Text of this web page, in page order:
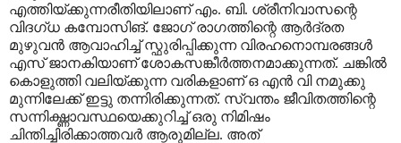
എത്തിയ്ക്കുന്നരീതിയിലാണ് എം. ബി. ശ്രീനിവാസന്റെ
വിദഗ്ധ കമ്പോസിങ്. ജോഗ് രാഗത്തിന്റെ ആർദ്രത
മുഴുവൻ ആവാഹിച്ച് സ്ഫുരിപ്പിക്കുന്ന വിരഹനൊമ്പരങ്ങൾ
എസ് ജാനകിയാണ് ശോകസങ്കീർത്തനമാക്കുന്നത്. ചങ്കിൽ
കൊളുത്തി വലിയ്ക്കുന്ന വരികളാണ് ഒ എൻ വി നമുക്കു
മുന്നിലേക്ക് ഇട്ടു തന്നിരിക്കുന്നത്. സ്വന്തം ജീവിതത്തിന്റെ
സന്നിഗ്ദ്ധാവസ്ഥയെക്കുറിച്ച് ഒരു നിമിഷം
ചിന്തിച്ചിരിക്കാത്തവർ ആരുമില്ല. അത്